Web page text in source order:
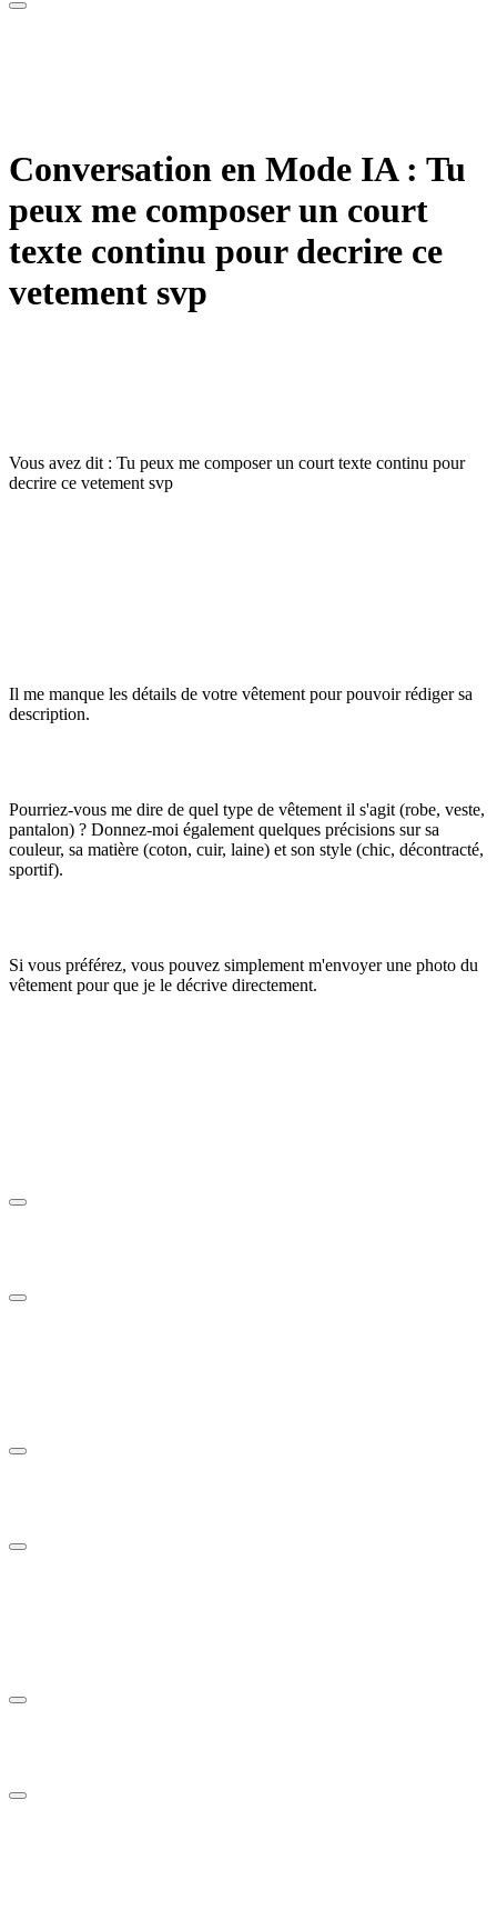
Conversation en Mode IA : Tu
peux me composer un court
texte continu pour decrire ce
vetement svp
Vous avez dit : Tu peux me composer un court texte continu pour
decrire ce vetement svp
Il me manque les détails de votre vêtement pour pouvoir rédiger sa
description.
Pourriez-vous me dire de quel type de vêtement il s'agit (robe, veste,
pantalon) ? Donnez-moi également quelques précisions sur sa
couleur, sa matière (coton, cuir, laine) et son style (chic, décontracté,
sportif).
Si vous préférez, vous pouvez simplement m'envoyer une photo du
vêtement pour que je le décrive directement.